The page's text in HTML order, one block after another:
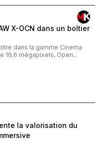
X-OCN dans un boîtier
dans la gamme Cinema
16,6 mégapixels, Open...
la valorisation du